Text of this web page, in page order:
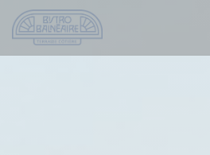
Πίνακας διαχείρισης "Μπισκότων" (Cookies)